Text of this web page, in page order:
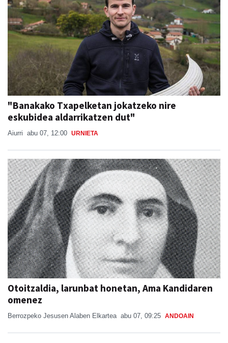
"Banakako Txapelketan jokatzeko nire
eskubidea aldarrikatzen dut"
Aiurri abu 07, 12:00 URNIETA
Otoitzaldia, larunbat honetan, Ama Kandidaren
omenez
Berrozpeko Jesusen Alaben Elkartea abu 07, 09:25 ANDOAIN